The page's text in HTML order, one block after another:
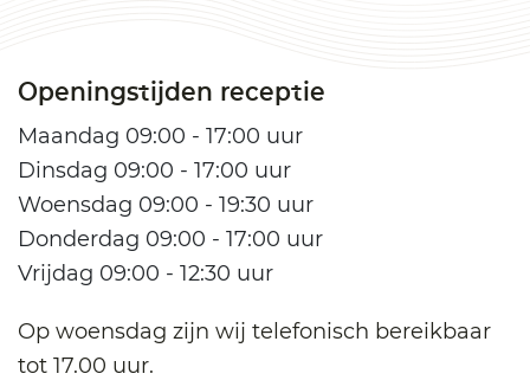
Openingstijden receptie
Maandag 09:00 - 17:00 uur
Dinsdag 09:00 - 17:00 uur
Woensdag 09:00 - 19:30 uur
Donderdag 09:00 - 17:00 uur
Vrijdag 09:00 - 12:30 uur
Op woensdag zijn wij telefonisch bereikbaar
tot 17.00 uur.